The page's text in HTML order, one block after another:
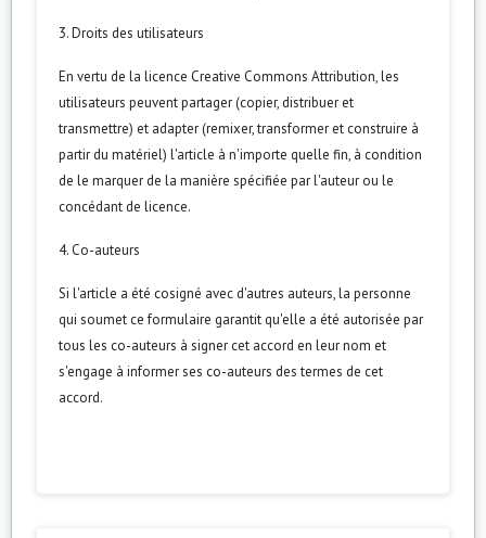
3. Droits des utilisateurs
En vertu de la licence Creative Commons Attribution, les
utilisateurs peuvent partager (copier, distribuer et
transmettre) et adapter (remixer, transformer et construire à
partir du matériel) l'article à n'importe quelle fin, à condition
de le marquer de la manière spécifiée par l'auteur ou le
concédant de licence.
4. Co-auteurs
Si l'article a été cosigné avec d'autres auteurs, la personne
qui soumet ce formulaire garantit qu'elle a été autorisée par
tous les co-auteurs à signer cet accord en leur nom et
s'engage à informer ses co-auteurs des termes de cet
accord.